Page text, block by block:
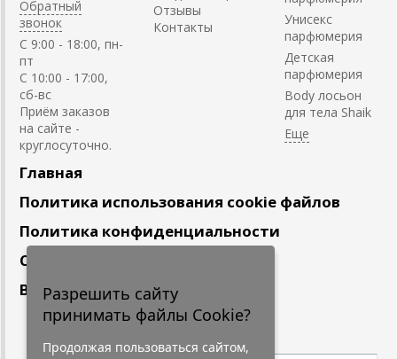
Обратный
звонок
C 9:00 - 18:00, пн-
пт
С 10:00 - 17:00,
сб-вс
Приём заказов
на сайте -
круглосуточно.
Отзывы
Контакты
Унисекс
парфюмерия
Детская
парфюмерия
Body лосьон
для тела Shaik
Главная
Политика использования cookie файлов
Политика конфиденциальности
Сотрудничество
Вакансии
Подпишитесь
Разрешить сайту
принимать файлы Cookie?
Продолжая пользоваться сайтом,